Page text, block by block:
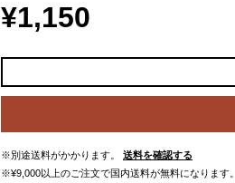
¥1,150
※別途送料がかかります。
送料を確認する
※¥9,000以上のご注文で国内送料が無料になります。